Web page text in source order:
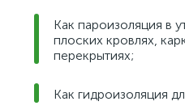
Как пароизоляция в
плоских кровлях,
перекрытиях;
Как гидроизоляция